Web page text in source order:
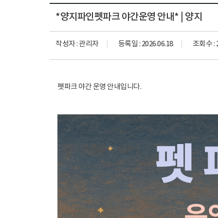
*양지파인펫파크 야간운영 안내* | 양지
작성자 :관리자 등록일 : 2026.06.18 조회수 :
펫파크 야간 운영 안내입니다.